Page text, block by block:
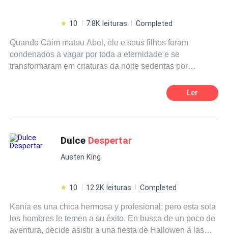
10 7.8K leituras Completed
Quando Caim matou Abel, ele e seus filhos foram
condenados a vagar por toda a eternidade e se
transformaram em criaturas da noite sedentas por
vinham com a escuridão, imploraram a Deus por forças
para combate-las. Assim os foi concedido uma forma
esqueceu dos riscos do passado. A espécie dos
lobisomens foi gradativamente se tornado menos
numerosa. Além disso, ambas as espécies foram
mais cruéis que seu inimigo original. Porém, em uma
lobisomem e o surgimento de um híbrido acarretam
fenômenos há muito tempo esquecidos por todas as
espécies.
Ler
Dulce Despertar
Austen King
10 12.2K leituras Completed
Kenia es una chica hermosa y profesional; pero esta sola
los hombres le temen a su éxito. En busca de un poco de
aventura, decide asistir a una fiesta de Hallowen a las